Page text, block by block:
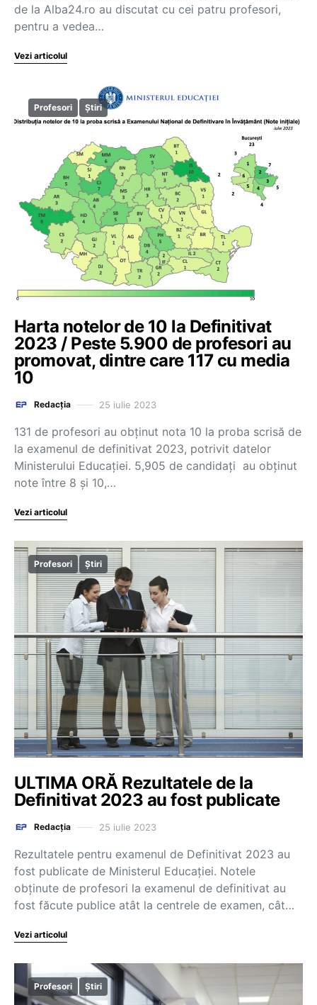
de la Alba24.ro au discutat cu cei patru profesori,
pentru a vedea…
Vezi articolul
Profesori Știri
Harta notelor de 10 la Definitivat
2023 / Peste 5.900 de profesori au
promovat, dintre care 117 cu media
10
Redacția 25 iulie 2023
131 de profesori au obținut nota 10 la proba scrisă de
la examenul de definitivat 2023, potrivit datelor
Ministerului Educației. 5,905 de candidați au obținut
note între 8 și 10,…
Vezi articolul
Profesori Știri
ULTIMA ORĂ Rezultatele de la
Definitivat 2023 au fost publicate
Redacția 25 iulie 2023
Rezultatele pentru examenul de Definitivat 2023 au
fost publicate de Ministerul Educației. Notele
obținute de profesori la examenul de definitivat au
fost făcute publice atât la centrele de examen, cât…
Vezi articolul
Profesori Știri